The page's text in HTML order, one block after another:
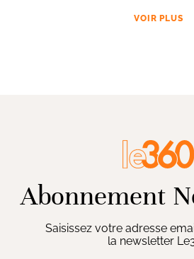
VOIR PLUS
Abonnement
Saisissez votre adresse
la newsletter